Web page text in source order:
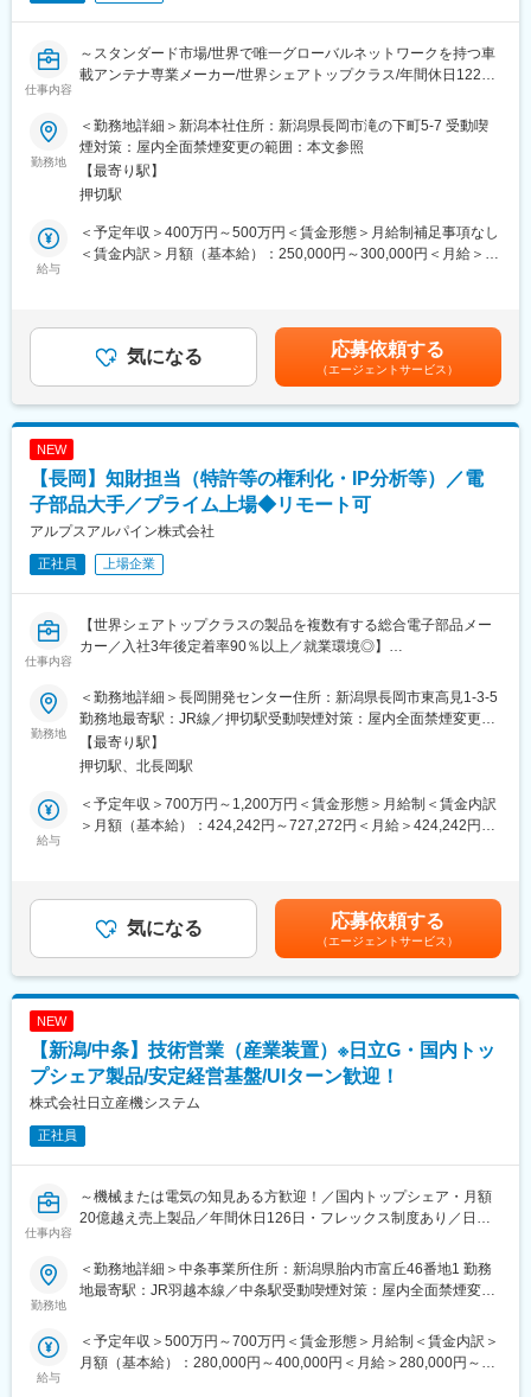
きることが当社の強みです。
入社後は商品管理部門のサポート（入荷管理及びピッキング作業
等）を経験し、商品、取引先を覚えていただきます。その後、配
送部門、業務部門でも業務を覚えていただき時間をかけて育成し
ます。1年半～2年ほどで営業部門へ配属となり、さらなるステッ
ますので、心配ありません。
■就業環境：
・残業が少なく、有給取得も家事や育児、趣味などで柔軟に取得
着度が高くなっています。
・多くの社員が社内外の勉強会や研修会に積極的に参加し、資格
取得にも意欲的に取組んでいます。
・当社は長きに渡り無借金経営であり、安定した経営基盤がある
変更の範囲：会社の定める業務
仕事内容
～スタンダード市場/世界で唯一グローバルネットワークを持つ車
載アンテナ専業メーカー/世界シェアトップクラス/年間休日122日/
■業務内容：
同社の車載用アンテナケーブルの設計開発をお任せします。詳細
は以下の通りです。
【業務詳細】
・開発計画の立案、管理業務
・構想設計、詳細設計、図面作製、試作、出来栄え評価による検
望に応じて最適な部品及び仕様の提案、調整）
・コスト削減活動、業務改善活動
計に携わる可能性がございます。
※変更の範囲：会社の定める業務
年間休日122日、完全週休2日制、毎週水曜日のノー残業デー、時
■キャリアパス：
パートを目指していただけるなど、ご本人の志向性に応じてゼネ
ラリストとしてのキャリアとスペシャリストとしてのキャリア両
方を設定しております。
アンテナから各機器へ信号を伝えるケーブルです。車載通信メデ
ィア（ラジオ、GPSなど）は今も増え続け、それぞれに要求され
【HARADAは「小型・広帯域・高利得」の限界を目指す】
当社車載アンテナは世界シェアトップクラスを誇り、世界中の自
動車メーカーやサプライヤーと長い取引実績があります。9ヵ国
す。現在は、アンテナのみならず、車内ケーブルやノイズフィル
変更の範囲：会社の定める業務
勤務地
＜勤務地詳細＞新潟本社住所：新潟県長岡市滝の下町5-7 受動喫
煙対策：屋内全面禁煙変更の範囲：本文参照
【最寄り駅】
押切駅
給与
＜予定年収＞400万円～500万円＜賃金形態＞月給制補足事項なし
＜賃金内訳＞月額（基本給）：250,000円～300,000円＜月給＞
考を通じて上下する可能性があります。月給(月額)は固定手当を含
めた表記です。
気になる 応募依頼する
（エージェントサービス）
NEW
【長岡】知財担当（特許等の権利化・IP分析等）／電
子部品大手／プライム上場◆リモート可
アルプスアルパイン株式会社
正社員 上場企業
仕事内容
【世界シェアトップクラスの製品を複数有する総合電子部品メー
カー／入社3年後定着率90％以上／就業環境◎】
■業務内容：
知財戦略立案、特許等の権利化、管理、調査、IP分析等をお任せ
します。電気・電子部品において、材料～完成品、サービスな
ど、多様な知財に対し、エンジニアと近い立地で、IP分析・提案
（いわゆるランドスケープやインテリジェンス）も含めた多面的
な観点で、企業の成長を支援します
当社の最も重要なコア技術にかかわる知財組織となります。開発
とも距離が近く、技術者との交流も盛んです。
海外売上比率80％以上、連結売上１兆円に迫ろうとするグローバ
・独身寮／社宅制度（約1万円/月）／社宅家賃補助制度／入社に
伴う引っ越し手当会社負担（住宅関連制度にて社内規定あり）
・24時間（週）までリモートワーク可／フレックスタイム制度有
■企業説明：
東証プライム上場の大手総合電子部品グローバルメーカーで、
います。
主要な市場は国内以外にも、米州／欧州／中国／ASEAN／インド
幅広い業界と取引を行っています。また、従業員の方が働きやす
い環境づくりにも尽力しています。
勤務地
＜勤務地詳細＞長岡開発センター住所：新潟県長岡市東高見1-3-5
勤務地最寄駅：JR線／押切駅受動喫煙対策：屋内全面禁煙変更の
範囲：会社の定める事業所
【最寄り駅】
押切駅、北長岡駅
給与
＜予定年収＞700万円～1,200万円＜賃金形態＞月給制＜賃金内訳
＞月額（基本給）：424,242円～727,272円＜月給＞424,242円～
績：平均17,000円賃金はあくまでも目安の金額であり、選考を通
じて上下する可能性があります。月給(月額)は固定手当を含めた表
記です。
気になる 応募依頼する
（エージェントサービス）
NEW
【新潟/中条】技術営業（産業装置）※日立G・国内トッ
プシェア製品/安定経営基盤/UIターン歓迎！
株式会社日立産機システム
正社員
仕事内容
～機械または電気の知見ある方歓迎！／国内トップシェア・月額
20億越え売上製品／年間休日126日・フレックス制度あり／日立
営基盤～
置の簡単なメンテナンスをご担当いただきます。
製品の知識を深めていただくため、筐体構造、部品選定などの設
勤務地
＜勤務地詳細＞中条事業所住所：新潟県胎内市富丘46番地1 勤務
地最寄駅：JR羽越本線／中条駅受動喫煙対策：屋内全面禁煙変更
給与
＜予定年収＞500万円～700万円＜賃金形態＞月給制＜賃金内訳＞
月額（基本給）：280,000円～400,000円＜月給＞280,000円～